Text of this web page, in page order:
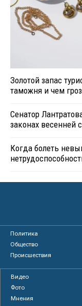
Золотой запас
таможня и чем
Сенатор
законах весенней
Когда болеть
Политика
Общество
Происшествия
Видео
Фото
Мнения